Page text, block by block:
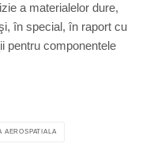
a materialelor dure,
în special, în raport cu
pentru componentele
AEROSPATIALA